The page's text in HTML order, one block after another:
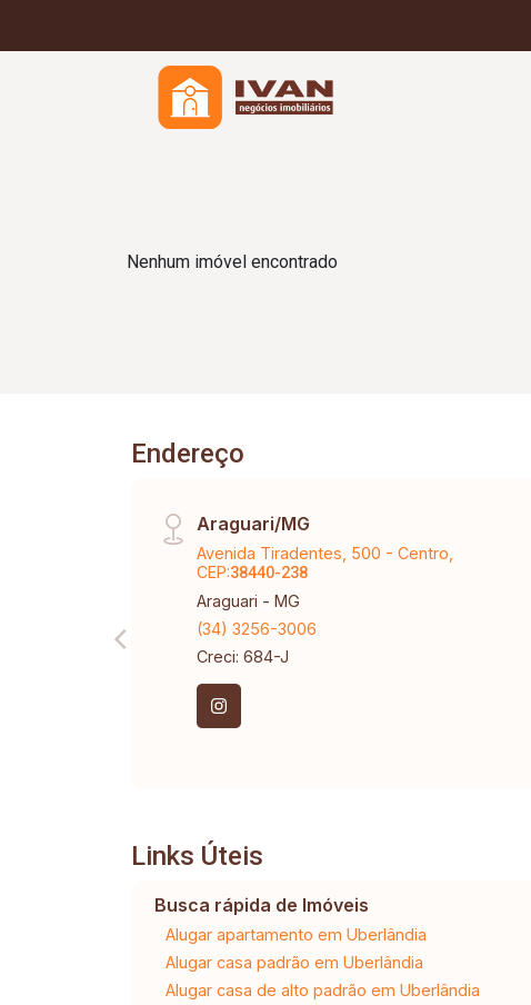
Nenhum imóvel encontrado
Endereço
Araguari/MG
Avenida Tiradentes, 500 - Centro,
CEP:38440-238
Araguari - MG
(34) 3256-3006
Creci: 684-J
Links Úteis
Busca rápida de Imóveis
Alugar apartamento em Uberlândia
Alugar casa padrão em Uberlândia
Alugar casa de alto padrão em Uberlândia